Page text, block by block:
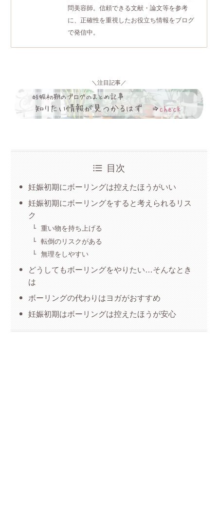
問美容師。信頼できる文献・論文等を参考
に、正確性を重視したお役立ち情報をブログ
で発信中。
＼注目記事／
目次
妊娠初期にボーリングは控えたほうがいい
妊娠初期にボーリングをすると考えられるリス
ク
重い物を持ち上げる
転倒のリスクがある
無理をしやすい
どうしてもボーリングをやりたい…そんなとき
は
ボーリングの代わりはヨガがおすすめ
妊娠初期はボーリングは控えたほうが安心